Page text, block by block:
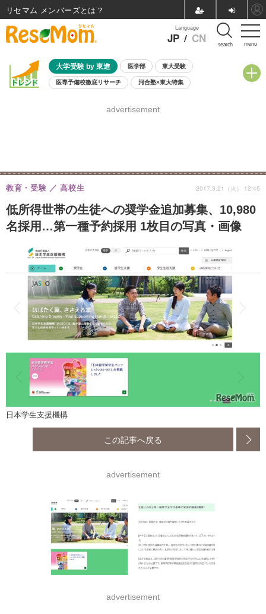
menu
Language
JP / CN search
大学受験 by 東進 医学部 東大受験
医専予備校徹底リサーチ 河合塾×東大特集
8月開催学校説明会・相談会
advertisement
低所得世帯の生徒への奨学金追加募集、10,980
名採用…第一種予約採用 1枚目の写真・画像
教育・受験 高校生 2017.3.21（火） 12:45
日本学生支援機構
この記事へ戻る
advertisement
advertisement
リセマム メンバーズ